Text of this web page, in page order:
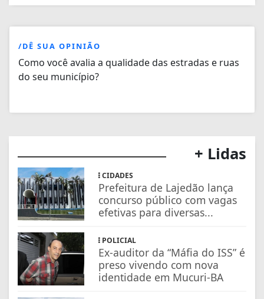
/DÊ SUA OPINIÃO
Como você avalia a qualidade das estradas e ruas
do seu município?
+ Lidas
CIDADES
Prefeitura de Lajedão lança
concurso público com vagas
efetivas para diversas...
POLICIAL
Ex-auditor da “Máfia do ISS” é
preso vivendo com nova
identidade em Mucuri-BA